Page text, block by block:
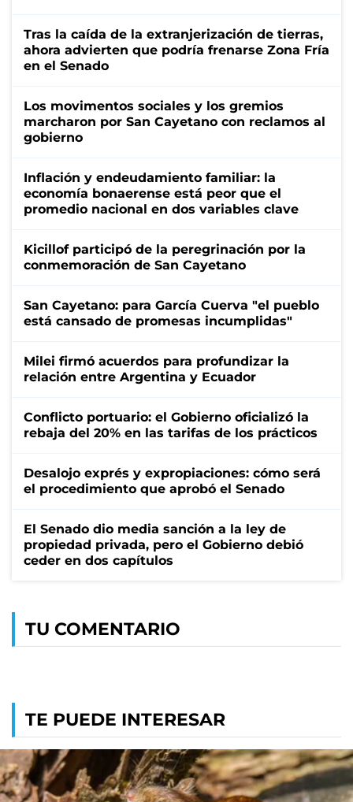
Tras la caída de la extranjerización de tierras,
ahora advierten que podría frenarse Zona Fría
en el Senado
Los movimentos sociales y los gremios
marcharon por San Cayetano con reclamos al
gobierno
Inflación y endeudamiento familiar: la
economía bonaerense está peor que el
promedio nacional en dos variables clave
Kicillof participó de la peregrinación por la
conmemoración de San Cayetano
San Cayetano: para García Cuerva "el pueblo
está cansado de promesas incumplidas"
Milei firmó acuerdos para profundizar la
relación entre Argentina y Ecuador
Conflicto portuario: el Gobierno oficializó la
rebaja del 20% en las tarifas de los prácticos
Desalojo exprés y expropiaciones: cómo será
el procedimiento que aprobó el Senado
El Senado dio media sanción a la ley de
propiedad privada, pero el Gobierno debió
ceder en dos capítulos
TU COMENTARIO
TE PUEDE INTERESAR